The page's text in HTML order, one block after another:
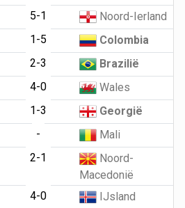
5-1
Noord-Ierland
1-5
Colombia
2-3
Brazilië
4-0
Wales
1-3
Georgië
-
Mali
2-1
Noord-
Macedonië
4-0
IJsland